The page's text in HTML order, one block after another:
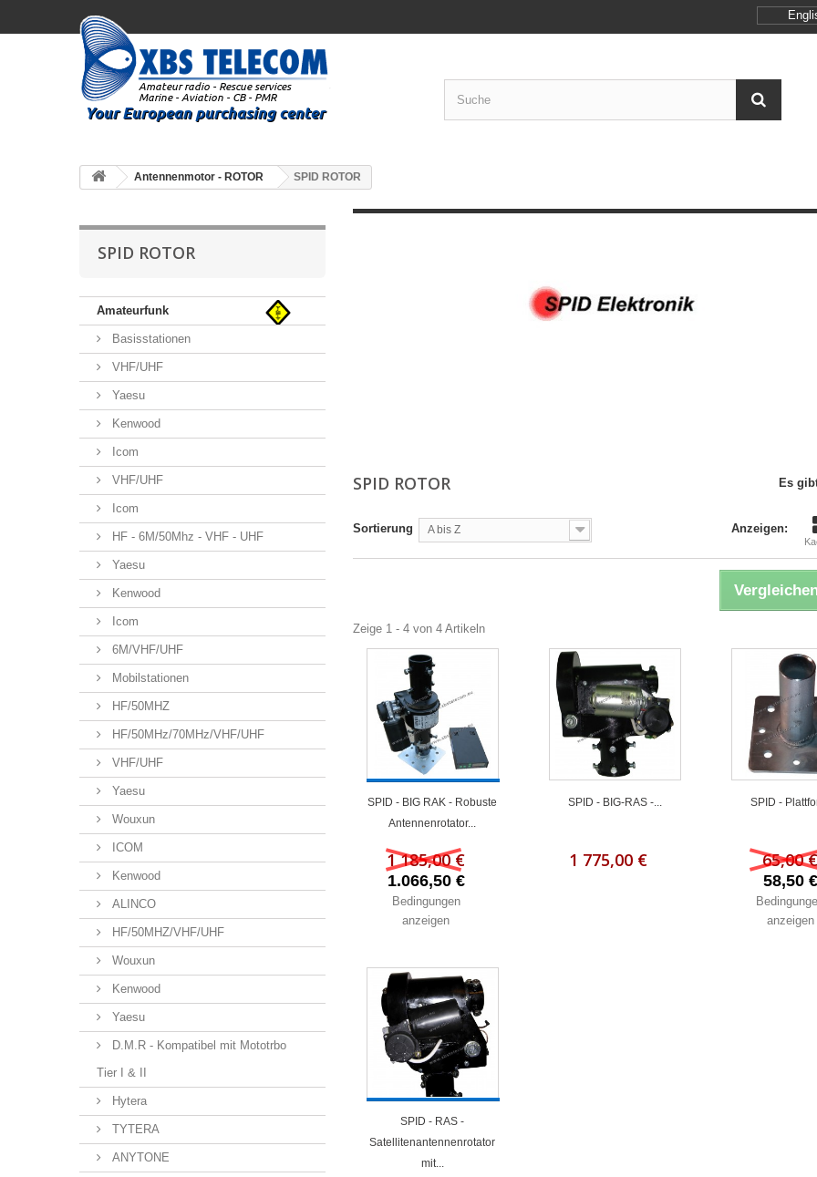
Antennenmotor - ROTOR SPID ROTOR
SPID ROTOR
Amateurfunk
Basisstationen
VHF/UHF
Yaesu
Kenwood
Icom
VHF/UHF
Icom
HF - 6M/50Mhz - VHF - UHF
Yaesu
Kenwood
Icom
6M/VHF/UHF
Mobilstationen
HF/50MHZ
HF/50MHz/70MHz/VHF/UHF
VHF/UHF
Yaesu
Wouxun
ICOM
Kenwood
ALINCO
HF/50MHZ/VHF/UHF
Wouxun
Kenwood
Yaesu
D.M.R - Kompatibel mit Mototrbo
Tier I & II
Hytera
TYTERA
ANYTONE
SPID ROTOR Es
Anzeigen:
Sortierung A bis Z
Zeige 1 - 4 von 4 Artikeln
SPID - BIG RAK - Robuste
Antennenrotator...
1 185,00 €
1.066,50 €
Bedingungen
anzeigen
SPID - BIG-RAS -...
1 775,00 €
SPID -
65,00
58,50 €
anzeigen
SPID - RAS -
Satellitenantennenrotator
mit...